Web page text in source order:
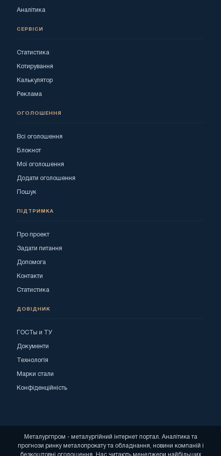
Аналітика
СЕРВІСИ
Статистика
Котирування
Калькулятор
Реклама
ОГОЛОШЕННЯ
Всі оголошення
Блокнот
Мої оголошення
Додати оголошення
Пошук
ПІДТРИМКА
Про проект
Задати питання
Допомога
Контакти
Статистика
ДОВІДНИК
ГОСТы и ТУ
Документи
Технологія
Марки стали
Конфіденційність
Металургпром - металургійний інтернет портал. Аналітика та
прогнози ринку металопрокату та обладнання, новини компаній і
безкоштовні оголошення. Нас читають менеджери найбільших